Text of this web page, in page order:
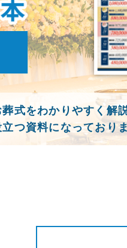
式をわかりやすく解
つ資料になっており